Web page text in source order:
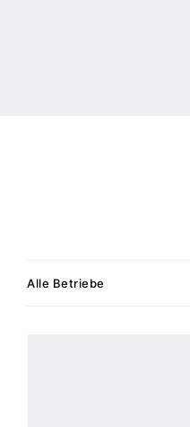
Alle Betriebe